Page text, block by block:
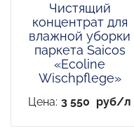
Чистящий
концентрат для
влажной уборки
паркета Saicos
«Ecoline
Wischpflege»
Цена: 3 550 руб/л